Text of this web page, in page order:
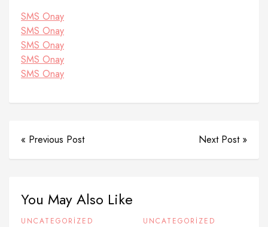
SMS Onay
SMS Onay
SMS Onay
SMS Onay
SMS Onay
« Previous Post Next Post »
You May Also Like
UNCATEGORIZED UNCATEGORIZED